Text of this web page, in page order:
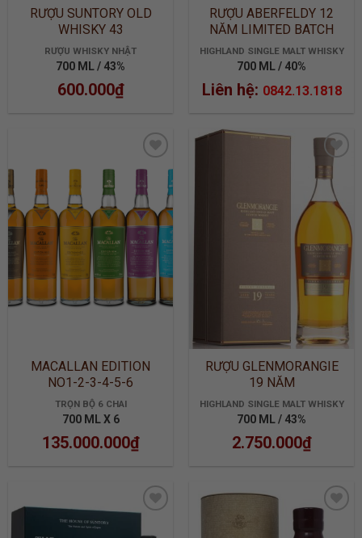
RƯỢU SUNTORY OLD
WHISKY 43
RƯỢU WHISKY NHẬT
700 ML / 43%
600.000₫
RƯỢU ABERFELDY 12
NĂM LIMITED BATCH
2905
HIGHLAND SINGLE MALT WHISKY
700 ML / 40%
Liên hệ: 0842.13.1818
ADD TO
WISHLIST
MACALLAN EDITION
NO1-2-3-4-5-6
TRỌN BỘ 6 CHAI
700 ML X 6
135.000.000₫
ADD TO
WISHLIST
RƯỢU GLENMORANGIE
19 NĂM
HIGHLAND SINGLE MALT WHISKY
700 ML / 43%
2.750.000₫